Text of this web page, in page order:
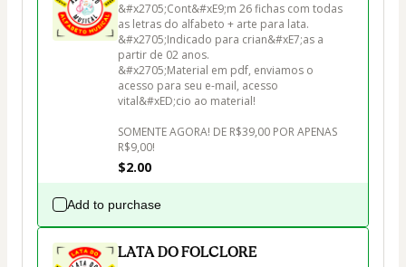
&#x2705;Cont&#xE9;m 26 fichas com todas
as letras do alfabeto + arte para lata.
&#x2705;Indicado para crian&#xE7;as a
partir de 02 anos.
&#x2705;Material em pdf, enviamos o
acesso para seu e-mail, acesso
vital&#xED;cio ao material!
SOMENTE AGORA! DE R$39,00 POR APENAS
R$9,00!
$2.00
Add to purchase
LATA DO FOLCLORE